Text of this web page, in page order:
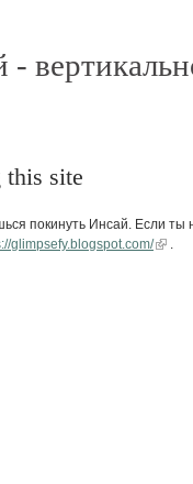
-
this site
покинуть Инсай. Если ты
glimpsefy.blogspot.com/